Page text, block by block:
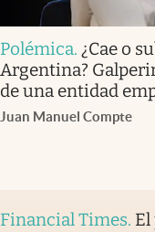
Polémica. ¿Cae o
Argentina?
de una entidad
Juan Manuel Compte
Financial Times. El